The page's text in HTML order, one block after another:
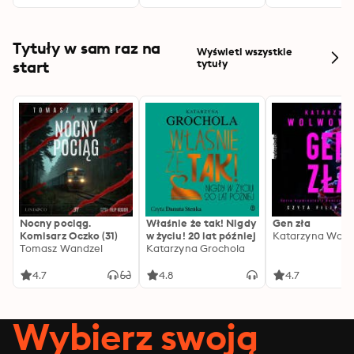
Tytuły w sam raz na
start
Wyświetl wszystkie
tytuły
Nocny pociąg.
Komisarz Oczko (31)
Tomasz Wandzel
4.7
Właśnie że tak! Nigdy
w życiu! 20 lat później
Katarzyna Grochola
4.8
Gen zła
Katarzyna
4.7
Wybierz swoją